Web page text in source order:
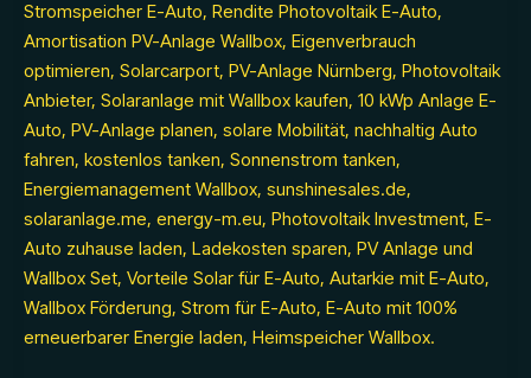
–
und
warum
lohnt
sich
der
Einstieg
mit
SunShine
besonders?